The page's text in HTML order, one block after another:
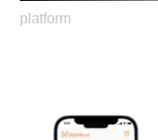
platform